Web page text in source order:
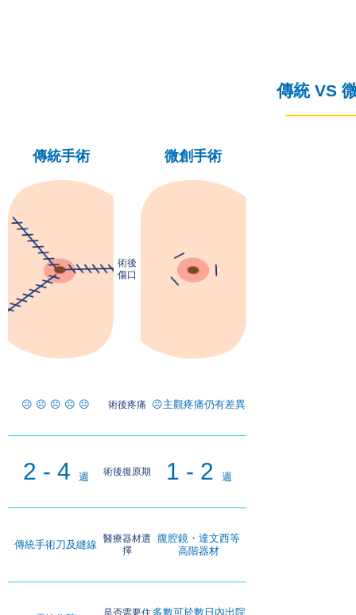
傳統 VS
傳統手術 微創手術
術後
傷口
☹️ ☹️ ☹️ ☹️ ☹️ 術後疼痛 ☹️主觀疼痛仍有差異
2 - 4 週 術後復原期 1 - 2 週
傳統手術刀及縫線
醫療器材選
擇
腹腔鏡・達文西等
高階器材
是否需要住 多數可於數日內出院